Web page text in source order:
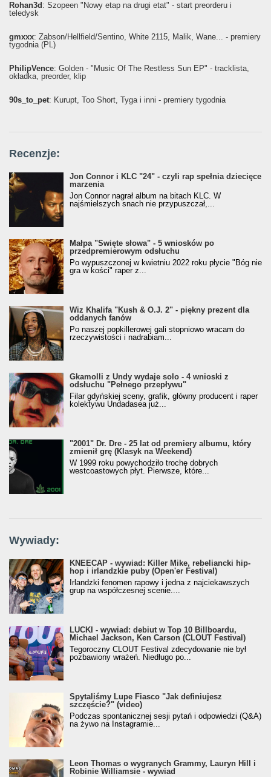
Rohan3d : Szopeen "Nowy etap na drugi etat" - start preorderu i
teledysk
gmxxx: Żabson/Hellfield/Sentino, White 2115, Malik, Wane... - premiery
tygodnia (PL)
PhilipVence: Golden - "Music Of The Restless Sun EP" - tracklista,
okładka, preorder, klip
90s_to_pet: Kurupt, Too Short, Tyga i inni - premiery tygodnia
Recenzje:
Jon Connor i KLC "24" - czyli rap spełnia dziecięce
marzenia
Jon Connor nagrał album na bitach KLC. W
najśmielszych snach nie przypuszczał,...
Małpa "Święte słowa" - 5 wniosków po
przedpremierowym odsłuchu
Po wypuszczonej w kwietniu 2022 roku płycie "Bóg nie
gra w kości" raper z...
Wiz Khalifa "Kush & O.J. 2" - piękny prezent dla
oddanych fanów
Po naszej popkillerowej gali stopniowo wracam do
rzeczywistości i nadrabiam...
Gkamolli z Undy wydaje solo - 4 wnioski z
odsłuchu "Pełnego przepływu"
Filar gdyńskiej sceny, grafik, główny producent i raper
kolektywu Undadasea już...
"2001" Dr. Dre - 25 lat od premiery albumu, który
zmienił grę (Klasyk na Weekend)
W 1999 roku powychodziło trochę dobrych
westcoastowych płyt. Pierwsze, które...
Wywiady:
KNEECAP - wywiad: Killer Mike, rebeliancki hip-
hop i irlandzkie puby (Open'er Festival)
Irlandzki fenomen rapowy i jedna z najciekawszych
grup na współczesnej scenie....
LUCKI - wywiad: debiut w Top 10 Billboardu,
Michael Jackson, Ken Carson (CLOUT Festival)
Tegoroczny CLOUT Festival zdecydowanie nie był
pozbawiony wrażeń. Niedługo po...
Spytaliśmy Lupe Fiasco "Jak definiujesz
szczęście?" (video)
Podczas spontanicznej sesji pytań i odpowiedzi (Q&A)
na żywo na Instagramie...
Leon Thomas o wygranych Grammy, Lauryn Hill i
Robinie Williamsie - wywiad